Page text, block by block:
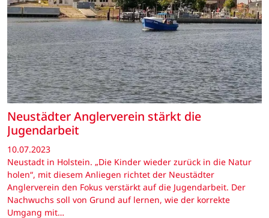
Neustädter Anglerverein stärkt die
Jugendarbeit
10.07.2023
Neustadt in Holstein. „Die Kinder wieder zurück in die Natur
holen“, mit diesem Anliegen richtet der Neustädter
Anglerverein den Fokus verstärkt auf die Jugendarbeit. Der
Nachwuchs soll von Grund auf lernen, wie der korrekte
Umgang mit…